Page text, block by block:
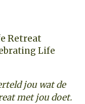
Retreat
jou wat de
met jou doet.